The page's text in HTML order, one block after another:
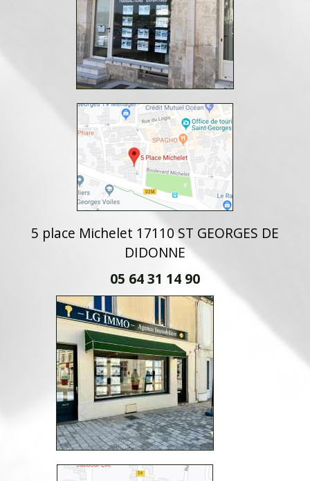
5 place Michelet 17110 ST GEORGES DE
DIDONNE
05 64 31 14 90